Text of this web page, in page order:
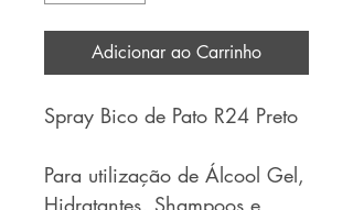
Adicionar ao Carrinho
Spray Bico de Pato R24 Preto
Para utilização de Álcool Gel,
Hidratantes, Shampoos e